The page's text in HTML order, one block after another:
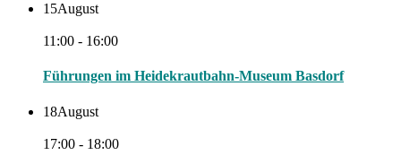
15August
11:00 - 16:00
Führungen im Heidekrautbahn-Museum Basdorf
18August
17:00 - 18:00